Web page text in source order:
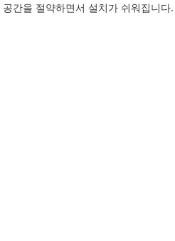
간을 절약하면서 설치가 쉬워집니다.